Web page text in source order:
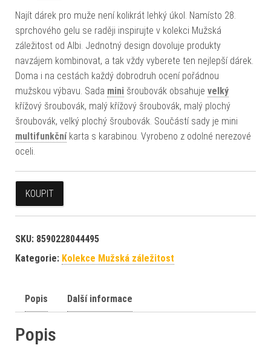
Najít dárek pro muže není kolikrát lehký úkol. Namísto 28.
sprchového gelu se raději inspirujte v kolekci Mužská
záležitost od Albi. Jednotný design dovoluje produkty
navzájem kombinovat, a tak vždy vyberete ten nejlepší dárek.
Doma i na cestách každý dobrodruh ocení pořádnou
mužskou výbavu. Sada mini šroubovák obsahuje velký
křížový šroubovák, malý křížový šroubovák, malý plochý
šroubovák, velký plochý šroubovák. Součástí sady je mini
multifunkčníkarta s karabinou. Vyrobeno z odolné nerezové
oceli.
KOUPIT
SKU: 8590228044495
Kategorie: Kolekce Mužská záležitost
Popis Další informace
Popis